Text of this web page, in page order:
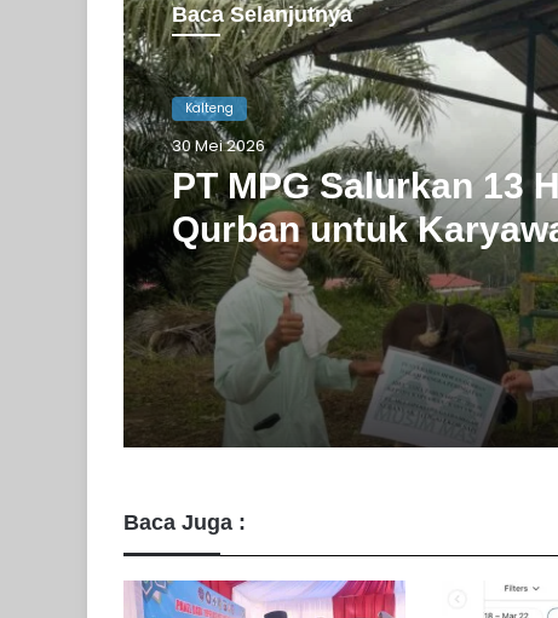
Baca Selanjutnya
Kalteng
30 Mei 2026
PT MPG Salurkan 13
Qurban untuk
Warga
Kalteng
28 Mei 2026
BRI Muara Teweh
untuk Warga
Baca Juga :